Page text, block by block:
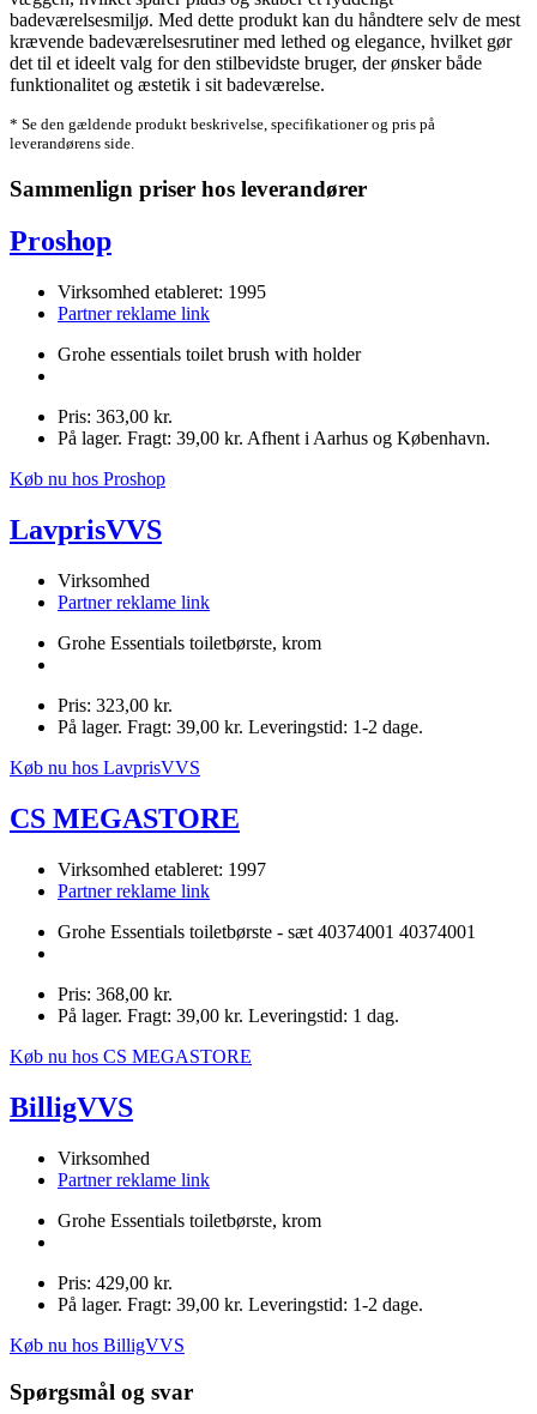
badeværelsesmiljø. Med dette produkt kan du håndtere selv de mest
krævende badeværelsesrutiner med lethed og elegance, hvilket gør
det til et ideelt valg for den stilbevidste bruger, der ønsker både
funktionalitet og æstetik i sit badeværelse.
* Se den gældende produkt beskrivelse, specifikationer og pris på
leverandørens side.
Sammenlign priser hos leverandører
Proshop
Virksomhed etableret: 1995
Partner reklame link
Grohe essentials toilet brush with holder
Pris: 363,00 kr.
På lager. Fragt: 39,00 kr. Afhent i Aarhus og København.
Køb nu hos Proshop
LavprisVVS
Virksomhed
Partner reklame link
Grohe Essentials toiletbørste, krom
Pris: 323,00 kr.
På lager. Fragt: 39,00 kr. Leveringstid: 1-2 dage.
Køb nu hos LavprisVVS
CS MEGASTORE
Virksomhed etableret: 1997
Partner reklame link
Grohe Essentials toiletbørste - sæt 40374001 40374001
Pris: 368,00 kr.
På lager. Fragt: 39,00 kr. Leveringstid: 1 dag.
Køb nu hos CS MEGASTORE
BilligVVS
Virksomhed
Partner reklame link
Grohe Essentials toiletbørste, krom
Pris: 429,00 kr.
På lager. Fragt: 39,00 kr. Leveringstid: 1-2 dage.
Køb nu hos BilligVVS
Spørgsmål og svar